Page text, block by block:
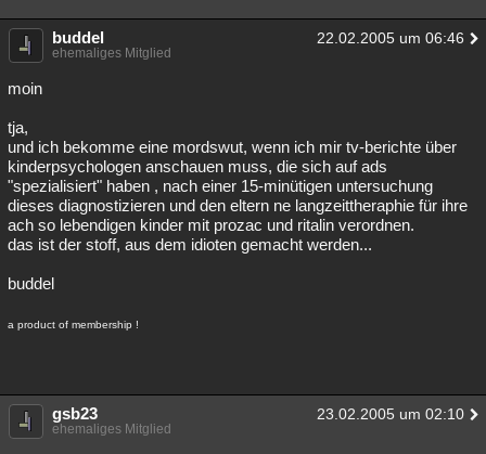
buddel 22.02.2005 um 06:46
ehemaliges Mitglied
moin
tja,
und ich bekomme eine mordswut, wenn ich mir tv-berichte über
kinderpsychologen anschauen muss, die sich auf ads
"spezialisiert" haben , nach einer 15-minütigen untersuchung
dieses diagnostizieren und den eltern ne langzeittheraphie für ihre
ach so lebendigen kinder mit prozac und ritalin verordnen.
das ist der stoff, aus dem idioten gemacht werden...
buddel
a product of membership !
gsb23 23.02.2005 um 02:10
ehemaliges Mitglied